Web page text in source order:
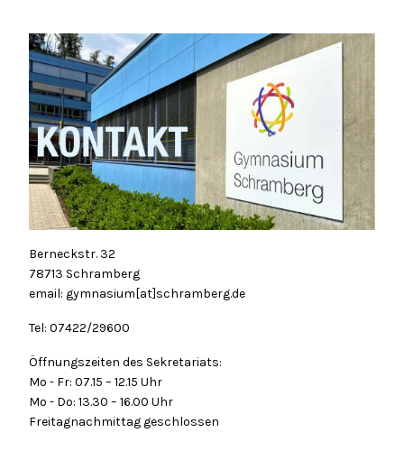
Berneckstr. 32
78713 Schramberg
email: gymnasium[at]schramberg.de
Tel: 07422/29600
Öffnungszeiten des Sekretariats:
Mo - Fr: 07.15 – 12.15 Uhr
Mo - Do: 13.30 – 16.00 Uhr
Freitagnachmittag geschlossen